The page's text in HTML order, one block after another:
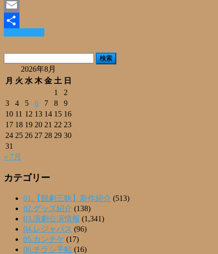
Facebook
Email
共
有
2026年8月
月 火 水 木 金 土 日
1
2
3
4 5 6 7 8
9
10 11 12 13 14 15 16
17 18 19 20 21 22 23
24 25 26 27 28 29 30
31
« 7月
カテゴリー
01.【観劇三昧】新作紹介 (513)
02.グッズ紹介 (138)
03.演劇公演情報 (1,341)
04.レジャパス (96)
05.カンチケ (17)
06.チラシ手帖 (16)